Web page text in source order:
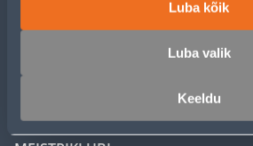
Luba kõik
Luba valik
Keeldu